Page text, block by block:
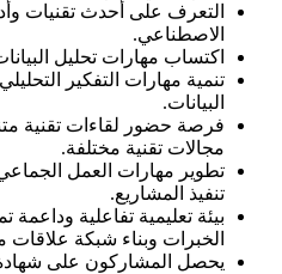
التعرف على أحدث تقنيات
الاصطناعي.
اكتساب مهارات تحليل
تنمية مهارات التفكير
البيانات.
فرصة حضور لقاءات تقنية
مجالات تقنية مختلفة.
تطوير مهارات العمل
تنفيذ المشاريع.
بيئة تعليمية تفاعلية وداعمة
الخبرات وبناء شبكة علاقات
يحصل المشاركون على